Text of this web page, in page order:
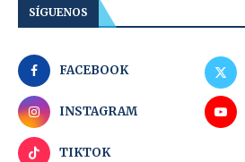
SÍGUENOS
FACEBOOK
INSTAGRAM
TIKTOK